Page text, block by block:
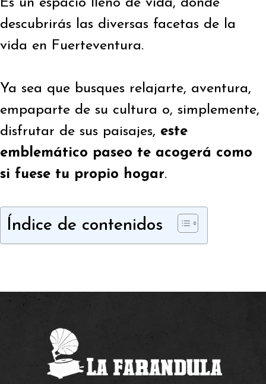
Es un espacio lleno de vida, donde
descubrirás las diversas facetas de la
vida en Fuerteventura.
Ya sea que busques relajarte, aventura,
empaparte de su cultura o, simplemente,
disfrutar de sus paisajes, este
emblemático paseo te acogerá como
si fuese tu propio hogar.
Índice de contenidos